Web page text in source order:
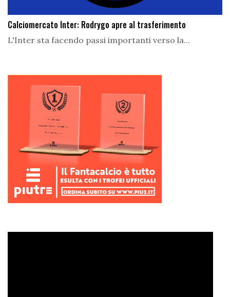
Calciomercato Inter: Rodrygo apre al trasferimento
L'Inter sta facendo passi importanti verso la...